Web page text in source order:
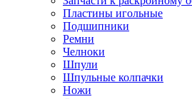
Пластины игольные
Подшипники
Ремни
Челноки
Шпули
Шпульные колпачки
Ножи